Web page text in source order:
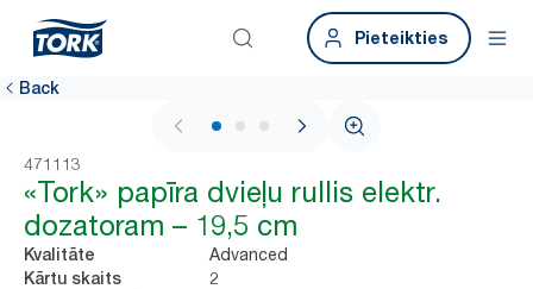
Pieteikties
Back
1 / 3
471113
«Tork» papīra dvieļu rullis elektr.
dozatoram – 19,5 cm
Kvalitāte Advanced
Kārtu skaits 2